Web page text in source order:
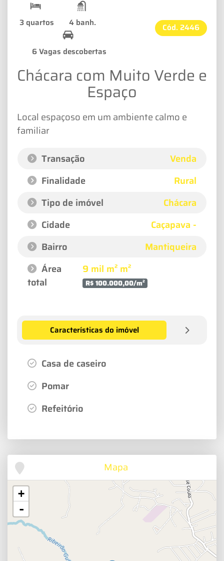
3 quartos 4 banh.
6 Vagas descobertas
Cód. 2446
Chácara com Muito Verde e
Espaço
Local espaçoso em um ambiente calmo e
familiar
Transação
Venda
Finalidade
Rural
Tipo de imóvel
Chácara
Cidade
Caçapava -
Bairro
Mantiqueira
Área
total
9 mil m² m²
R$ 100.000,00/m²
Características do imóvel
Casa de caseiro
Pomar
Refeitório
Mapa
+
-